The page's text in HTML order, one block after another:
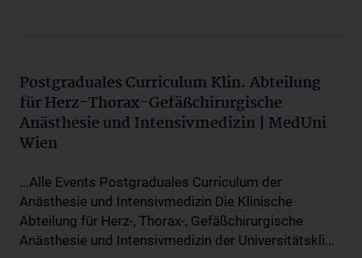
Postgraduales Curriculum Klin. Abteilung
für Herz-Thorax-Gefäßchirurgische
Anästhesie und Intensivmedizin | MedUni
Wien
...Alle Events Postgraduales Curriculum der
Anästhesie und Intensivmedizin Die Klinische
Abteilung für Herz-, Thorax-, Gefäßchirurgische
Anästhesie und Intensivmedizin der Universitätskli...